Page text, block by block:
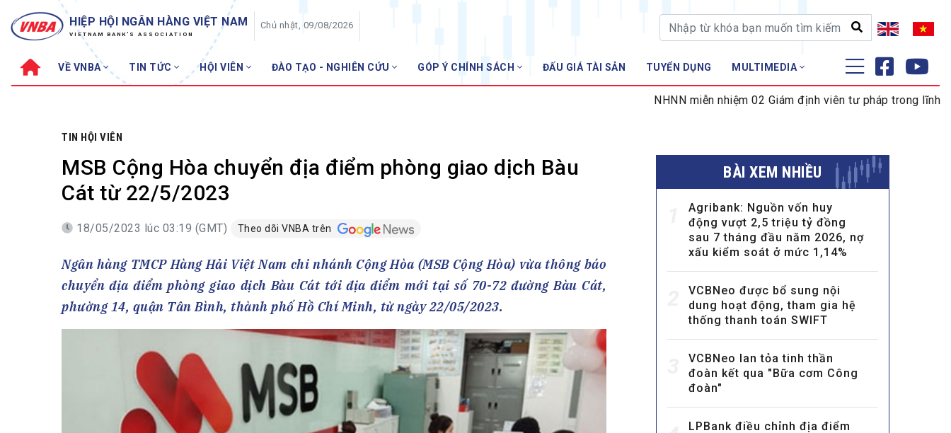
HIỆP HỘI NGÂN HÀNG VIỆT NAM
VIETNAM BANK'S ASSOCIATION
Chủ nhật, 09/08/2026
VỀ VNBA TIN TỨC HỘI VIÊN ĐÀO TẠO - NGHIÊN CỨU GÓP Ý CHÍNH SÁCH ĐẤU GIÁ TÀI SẢN TUYỂN DỤNG MULTIMEDIA
Sơ đồ tổ chức
Hội đồng Hiệp hội
Thường trực Hiệp hội
Cơ quan Thường trực
VNBA các thời kỳ
Thành tích – Giải thưởng
30 năm VNBA
Bản tin Tuần VNBA
Tin ngành ngân hàng
Đào tạo
Tài chính Tiêu dùng
Đấu giá tài sản
Thanh toán –Thẻ
Nhà quản trị
Cơ hội việc làm
NHNN miễn nhiệm 02 Giám định viên tư pháp trong lĩnh vực tiền tệ
TIN HỘI VIÊN
MSB Cộng Hòa chuyển địa điểm phòng giao dịch Bàu
Cát từ 22/5/2023
18/05/2023 lúc 03:19 (GMT) Theo dõi VNBA trên
Ngân hàng TMCP Hàng Hải Việt Nam chi nhánh Cộng Hòa (MSB Cộng Hòa) vừa thông báo
chuyển địa điểm phòng giao dịch Bàu Cát tới địa điểm mới tại số 70-72 đường Bàu Cát,
phường 14, quận Tân Bình, thành phố Hồ Chí Minh, từ ngày 22/05/2023.
BÀI XEM NHIỀU
Agribank: Nguồn vốn huy
động vượt 2,5 triệu tỷ đồng
sau 7 tháng đầu năm 2026, nợ
xấu kiểm soát ở mức 1,14%
VCBNeo được bổ sung nội
dung hoạt động, tham gia hệ
thống thanh toán SWIFT
VCBNeo lan tỏa tinh thần
đoàn kết qua "Bữa cơm Công
đoàn"
LPBank điều chỉnh địa điểm